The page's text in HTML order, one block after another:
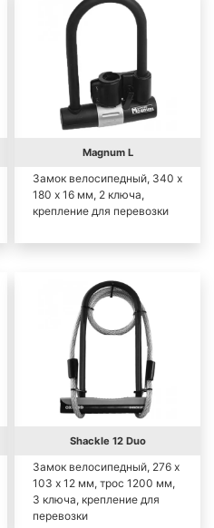
Magnum L
Замок велосипедный, 340 х
180 х 16 мм, 2 ключа,
крепление для перевозки
Shackle 12 Duo
Замок велосипедный, 276 х
103 х 12 мм, трос 1200 мм,
3 ключа, крепление для
перевозки